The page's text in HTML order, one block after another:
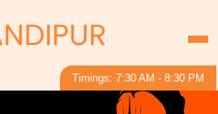
Timings: 7:30 AM - 8:30 PM